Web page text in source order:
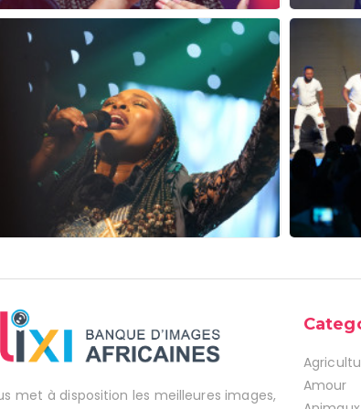
met à disposition les meilleures images,
Amour